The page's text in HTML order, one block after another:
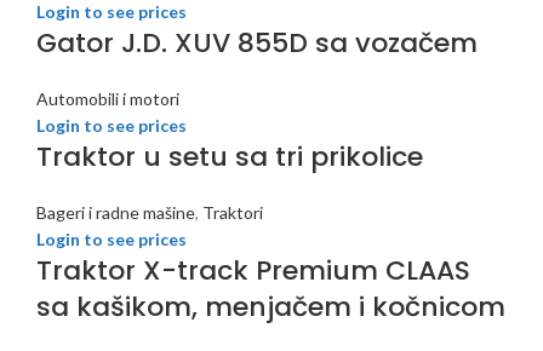
Login to see prices
Gator J.D. XUV 855D sa vozačem
Automobili i motori
Login to see prices
Traktor u setu sa tri prikolice
Bageri i radne mašine, Traktori
Login to see prices
Traktor X-track Premium CLAAS
sa kašikom, menjačem i kočnicom